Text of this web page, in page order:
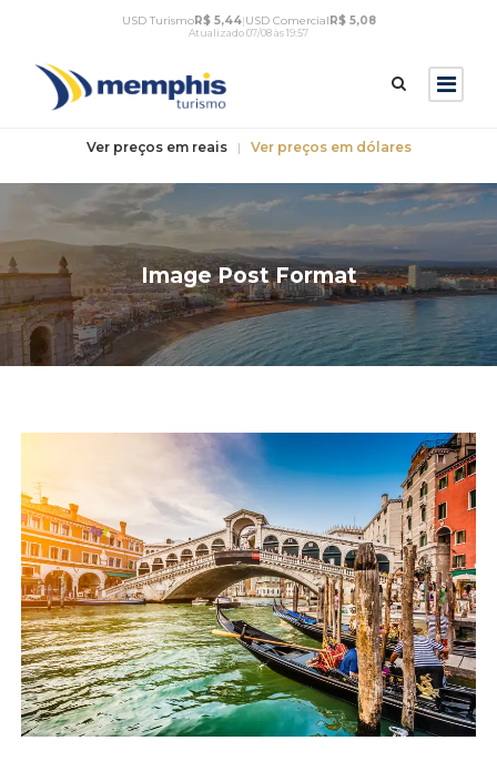
USD TurismoR$ 5,44|USD ComercialR$ 5,08
Atualizado 07/08 às 19:57
Ver preços em reais | Ver preços em dólares
Image Post Format